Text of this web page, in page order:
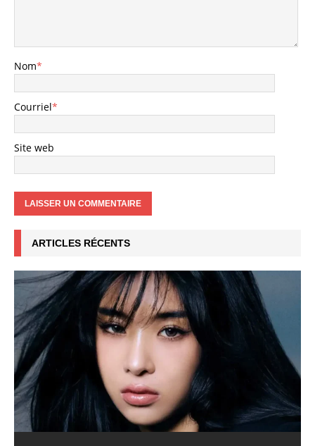
Nom*
Courriel*
Site web
ARTICLES RÉCENTS